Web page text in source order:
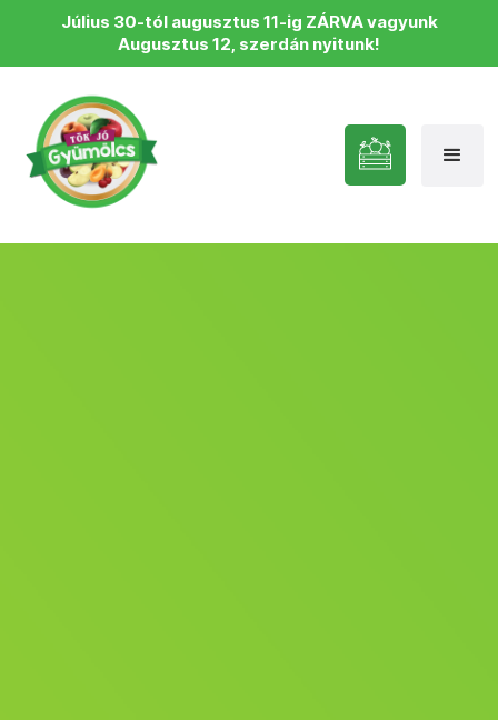
Július 30-tól augusztus 11-ig ZÁRVA vagyunk
Augusztus 12, szerdán nyitunk!